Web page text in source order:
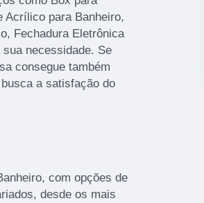
Acrílico para Banheiro,
Fechadura Eletrônica
necessidade. Se
consegue também
a satisfação do
com opções de
desde os mais